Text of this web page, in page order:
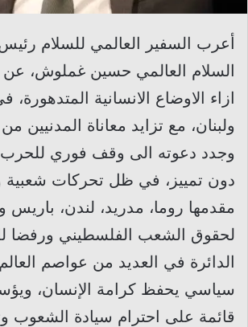
أعرب السفير العالمي للسلام
السلام العالمي حسين غملوش، عن
ازاء الاوضاع الانسانية
ولبنان، مع تزايد معاناة المدنيين
وجدد دعوته الى وقف فوري للحرب
دون تمييز، في ظل تحركات
مقدمها روما، مدريد، لندن، باريس
لحقوق الشعب الفلسطيني ورفضا
الدائرة في العديد من عواصم
سياسي يحفظ كرامة الإنسان،
قائمة على احترام سيادة الشعوب